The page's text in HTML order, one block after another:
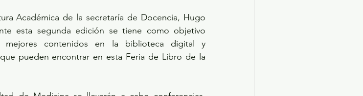
Académica de la secretaría de Docencia, Hugo
esta segunda edición se tiene como objetivo
contenidos en la biblioteca digital y
pueden encontrar en esta Feria de Libro de la